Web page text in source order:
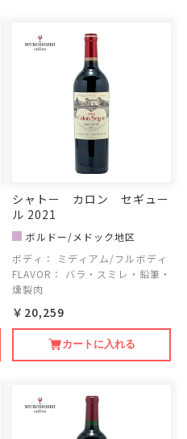
シャトー カロン セギュー
ル 2021
ボルドー/メドック地区
ボディ：
ミディアム/フルボディ
FLAVOR：
バラ・スミレ・鉛筆・
燻製肉
￥20,259
カートに入れる